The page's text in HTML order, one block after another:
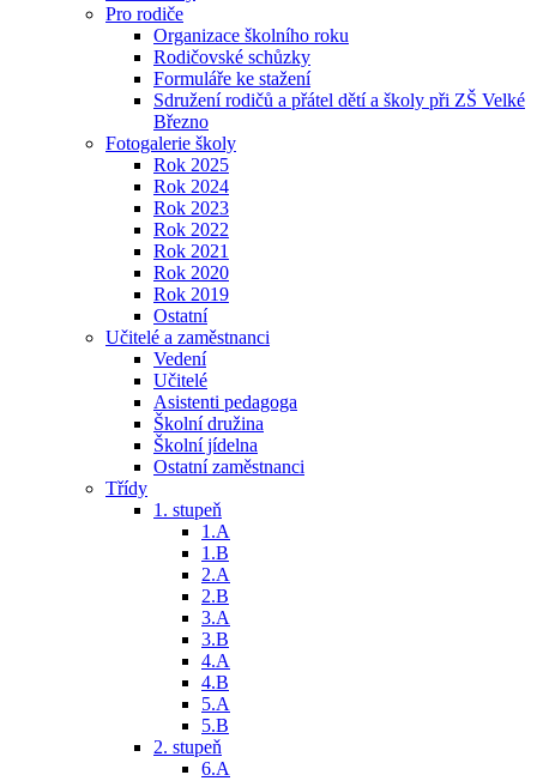
Pro rodiče
Organizace školního roku
Rodičovské schůzky
Formuláře ke stažení
Sdružení rodičů a přátel dětí a školy při ZŠ Velké
Březno
Fotogalerie školy
Rok 2025
Rok 2024
Rok 2023
Rok 2022
Rok 2021
Rok 2020
Rok 2019
Ostatní
Učitelé a zaměstnanci
Vedení
Učitelé
Asistenti pedagoga
Školní družina
Školní jídelna
Ostatní zaměstnanci
Třídy
1. stupeň
1.A
1.B
2.A
2.B
3.A
3.B
4.A
4.B
5.A
5.B
2. stupeň
6.A